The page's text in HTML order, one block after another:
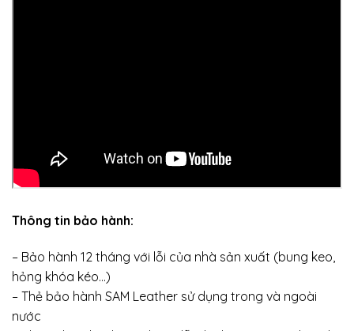
Thông tin bảo hành:
– Bảo hành 12 tháng với lỗi của nhà sản xuất (bung keo,
hỏng khóa kéo…)
– Thẻ bảo hành SAM Leather sử dụng trong và ngoài
nước